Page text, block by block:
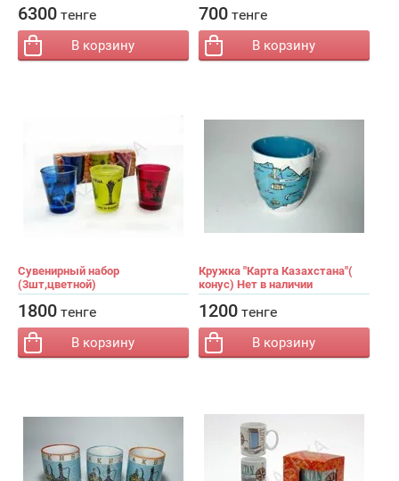
Кол-во:
6300 тенге
В корзину
Кол-во:
700 тенге
В корзину
Сувенирный набор
(3шт,цветной)
Кол-во:
1800 тенге
В корзину
Кружка "Карта Казахстана"(
конус) Нет в наличии
Кол-во:
1200 тенге
В корзину